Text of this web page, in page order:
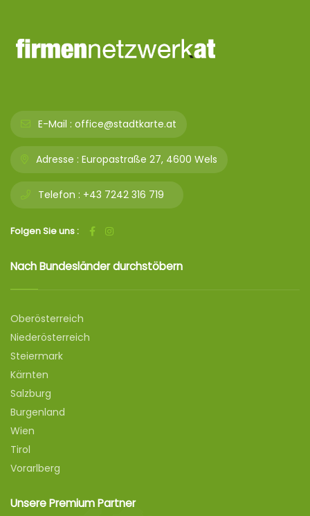
E-Mail : office@stadtkarte.at
Adresse : Europastraße 27, 4600 Wels
Telefon : +43 7242 316 719
Folgen Sie uns :
Nach Bundesländer durchstöbern
Oberösterreich
Niederösterreich
Steiermark
Kärnten
Salzburg
Burgenland
Wien
Tirol
Vorarlberg
Unsere Premium Partner